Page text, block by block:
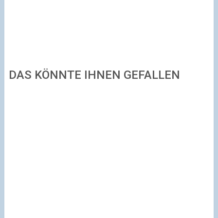
DAS KÖNNTE IHNEN GEFALLEN